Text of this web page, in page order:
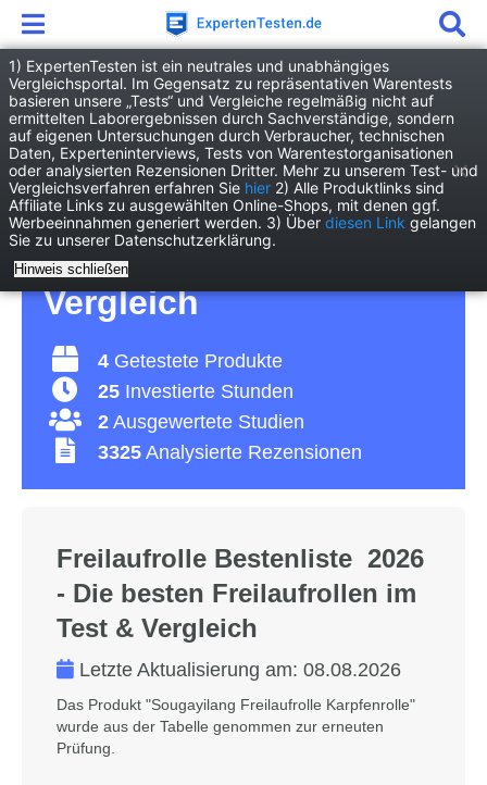
Freizeit Hobby Freilaufrolle
Freilaufrolle Test 2026 •
Die 4 besten
Freilaufrollen im
Vergleich
4 Getestete Produkte
25 Investierte Stunden
2 Ausgewertete Studien
3325 Analysierte Rezensionen
Freilaufrolle Bestenliste 2026
- Die besten Freilaufrollen im
Test & Vergleich
Letzte Aktualisierung am: 08.08.2026
Das Produkt "Sougayilang Freilaufrolle Karpfenrolle"
wurde aus der Tabelle genommen zur erneuten
Prüfung.
1) ExpertenTesten ist ein neutrales und unabhängiges
Vergleichsportal. Im Gegensatz zu repräsentativen Warentests
basieren unsere „Tests“ und Vergleiche regelmäßig nicht auf
ermittelten Laborergebnissen durch Sachverständige, sondern
auf eigenen Untersuchungen durch Verbraucher, technischen
Daten, Experteninterviews, Tests von Warentestorganisationen
oder analysierten Rezensionen Dritter. Mehr zu unserem Test- und
Vergleichsverfahren erfahren Sie hier 2) Alle Produktlinks sind
Affiliate Links zu ausgewählten Online-Shops, mit denen ggf.
Werbeeinnahmen generiert werden. 3) Über diesen Link gelangen
Sie zu unserer Datenschutzerklärung.
Hinweis schließen